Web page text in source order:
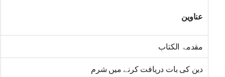
عناوین
مقدمۃ الکتاب
دین کی بات دریافت کرنے میں شرم